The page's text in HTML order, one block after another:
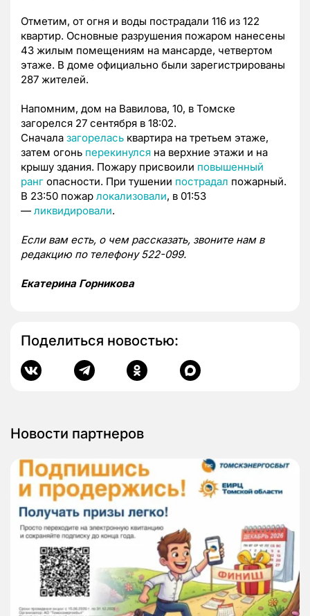
Отметим, от огня и воды пострадали 116 из 122
квартир. Основные разрушения пожаром нанесены
43 жилым помещениям на мансарде, четвертом
этаже. В доме официально были зарегистрированы
287 жителей.
Напомним, дом на Вавилова, 10, в Томске
загорелся 27 сентября в 18:02.
Сначала загорелась квартира на третьем этаже,
затем огонь перекинулся на верхние этажи и на
крышу здания. Пожару присвоили повышенный
ранг опасности. При тушении пострадал пожарный.
В 23:50 пожар локализовали, в 01:53
— ликвидировали.
Если вам есть, о чем рассказать, звоните нам в
редакцию по телефону 522-099.
Екатерина Горникова
Поделиться новостью:
Новости партнеров